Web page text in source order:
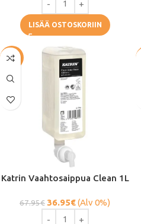
LISÄÄ OSTOSKORIIN
-46%
Katrin Vaahtosaippua Clean 1L
67.95€ 36.95€(Alv 0%)